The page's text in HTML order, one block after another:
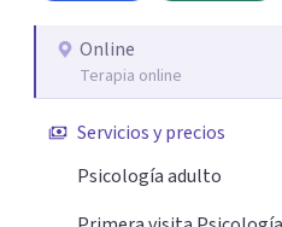
su sufrimiento, obteniendo
pena ser vivida.
Online
Terapia online
Servicios y precios
Psicología adulto